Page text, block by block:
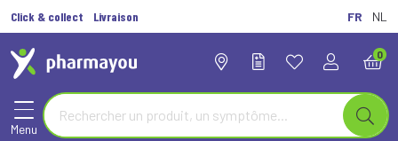
Click & collect Livraison FR NL
0
Menu